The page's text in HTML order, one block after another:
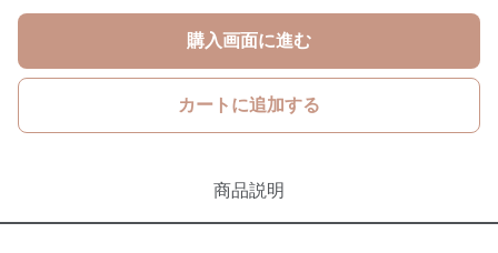
購入画面に進む
カートに追加する
商品説明